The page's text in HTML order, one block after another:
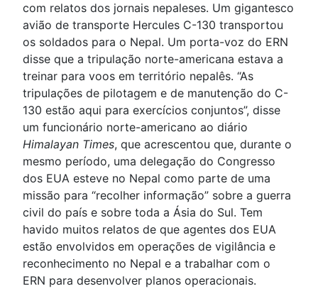
com relatos dos jornais nepaleses. Um gigantesco
avião de transporte Hercules C-130 transportou
os soldados para o Nepal. Um porta-voz do ERN
disse que a tripulação norte-americana estava a
treinar para voos em território nepalês. “As
tripulações de pilotagem e de manutenção do C-
130 estão aqui para exercícios conjuntos”, disse
um funcionário norte-americano ao diário
Himalayan Times, que acrescentou que, durante o
mesmo período, uma delegação do Congresso
dos EUA esteve no Nepal como parte de uma
missão para “recolher informação” sobre a guerra
civil do país e sobre toda a Ásia do Sul. Tem
havido muitos relatos de que agentes dos EUA
estão envolvidos em operações de vigilância e
reconhecimento no Nepal e a trabalhar com o
ERN para desenvolver planos operacionais.